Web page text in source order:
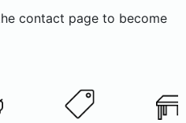
contact page to become